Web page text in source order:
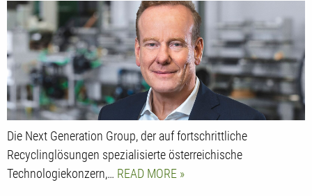
Die Next Generation Group, der auf fortschrittliche
Recyclinglösungen spezialisierte österreichische
Technologiekonzern,… READ MORE